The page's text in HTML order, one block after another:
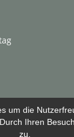
um die
Ihren
zu.
Datenschutz